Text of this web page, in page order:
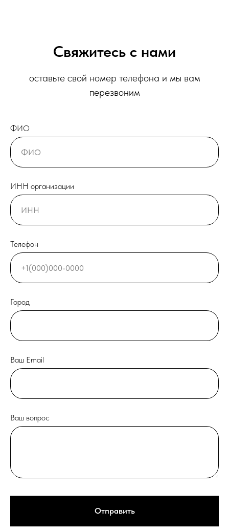
Свяжитесь с нами
оставьте свой номер телефона и мы вам
перезвоним
ФИО
ИНН организации
Телефон
Город
Ваш Email
Ваш вопрос
Отправить